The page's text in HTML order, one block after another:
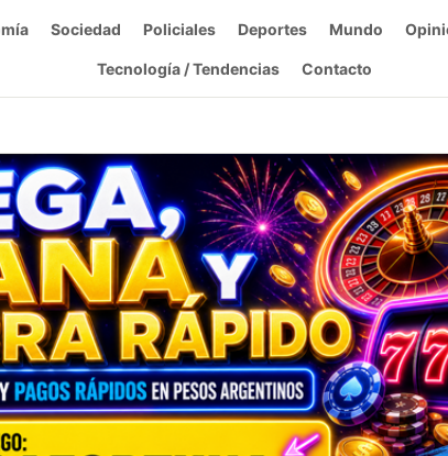
Sociedad Policiales Deportes Mundo
Tecnología / Tendencias Contacto